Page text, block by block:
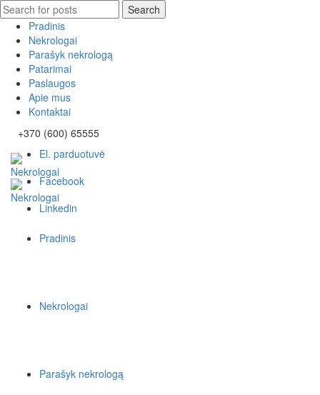
Search
for:
Search
Pradinis
Nekrologai
Parašyk nekrologą
Patarimai
Paslaugos
Apie mus
Kontaktai
+370 (600) 65555
El. parduotuvė
Facebook
Linkedin
Pradinis
Nekrologai
Parašyk nekrologą